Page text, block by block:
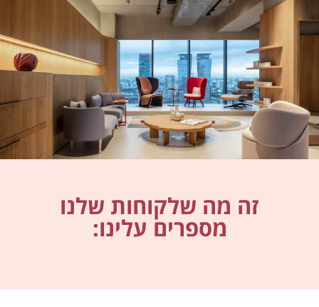
זה מה שלקוחות שלנו
מספרים עלינו: